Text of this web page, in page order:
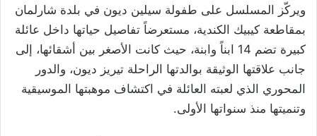
ويركّز المسلسل على طفولة سيلين ديون في بلدة شارلمان
بمقاطعة كيبيك الكندية، مستعرضاً تفاصيل حياتها داخل عائلة
كبيرة تضم 14 ابناً وابنة، حيث كانت الأصغر بين أشقائها، إلى
جانب علاقتها الوثيقة بوالدتها الراحلة تيريز ديون، والدور
المحوري الذي لعبته العائلة في اكتشاف موهبتها الموسيقية
وتنميتها منذ سنواتها الأولى.